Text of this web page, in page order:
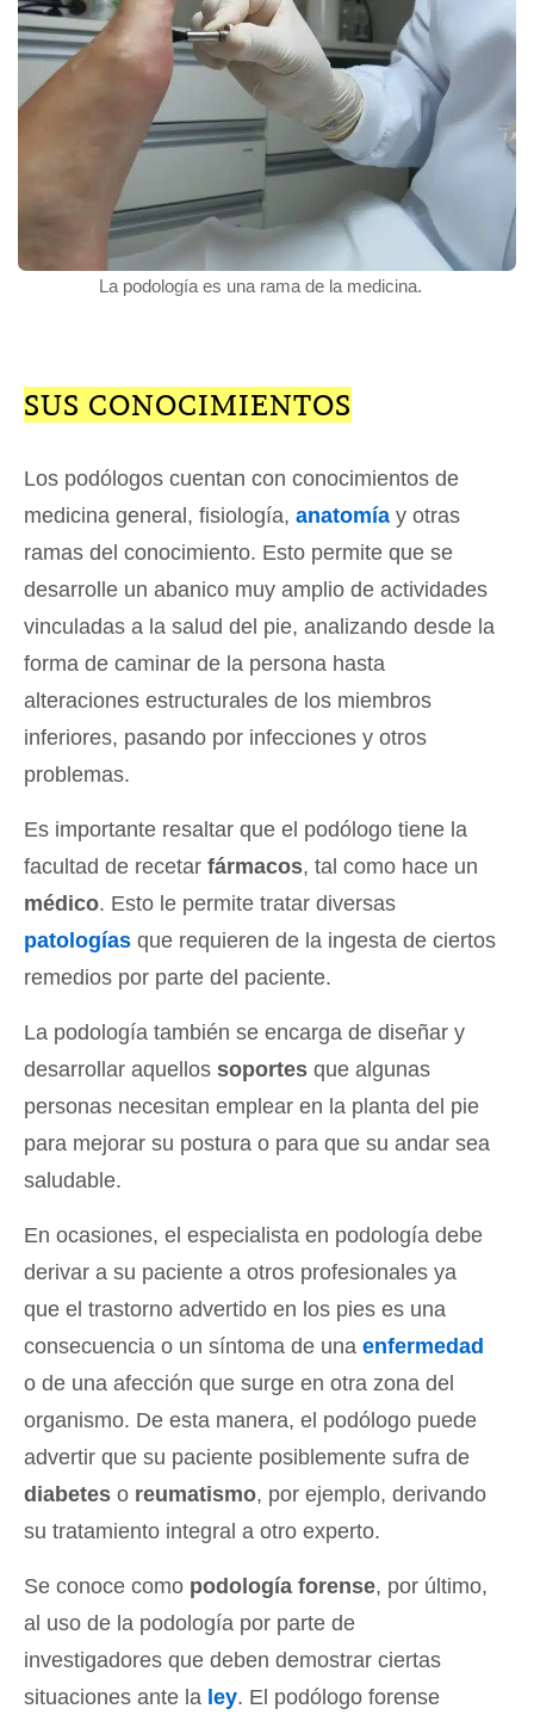
La podología es una rama de la medicina.
SUS CONOCIMIENTOS
Los podólogos cuentan con conocimientos de
medicina general, fisiología, anatomía y otras
ramas del conocimiento. Esto permite que se
desarrolle un abanico muy amplio de actividades
vinculadas a la salud del pie, analizando desde la
forma de caminar de la persona hasta
alteraciones estructurales de los miembros
inferiores, pasando por infecciones y otros
problemas.
Es importante resaltar que el podólogo tiene la
facultad de recetar fármacos, tal como hace un
médico. Esto le permite tratar diversas
patologías que requieren de la ingesta de ciertos
remedios por parte del paciente.
La podología también se encarga de diseñar y
desarrollar aquellos soportes que algunas
personas necesitan emplear en la planta del pie
para mejorar su postura o para que su andar sea
saludable.
En ocasiones, el especialista en podología debe
derivar a su paciente a otros profesionales ya
que el trastorno advertido en los pies es una
consecuencia o un síntoma de una enfermedad
o de una afección que surge en otra zona del
organismo. De esta manera, el podólogo puede
advertir que su paciente posiblemente sufra de
diabetes o reumatismo, por ejemplo, derivando
su tratamiento integral a otro experto.
Se conoce como podología forense, por último,
al uso de la podología por parte de
investigadores que deben demostrar ciertas
situaciones ante la ley. El podólogo forense